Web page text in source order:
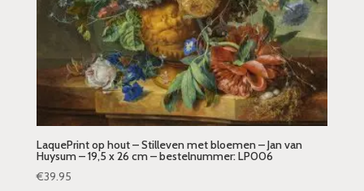
LaquePrint op hout – Stilleven met bloemen – Jan van
Huysum – 19,5 x 26 cm – bestelnummer: LP006
€39.95